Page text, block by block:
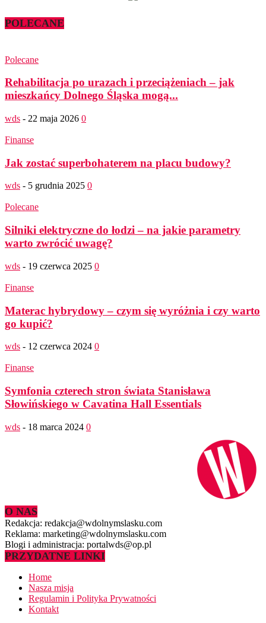
POLECANE
Polecane
Rehabilitacja po urazach i przeciążeniach – jak
mieszkańcy Dolnego Śląska mogą...
wds - 22 maja 2026 0
Finanse
Jak zostać superbohaterem na placu budowy?
wds - 5 grudnia 2025 0
Polecane
Silniki elektryczne do łodzi – na jakie parametry
warto zwrócić uwagę?
wds - 19 czerwca 2025 0
Finanse
Materac hybrydowy – czym się wyróżnia i czy warto
go kupić?
wds - 12 czerwca 2024 0
Finanse
Symfonia czterech stron świata Stanisława
Słowińskiego w Cavatina Hall Essentials
wds - 18 marca 2024 0
O NAS
Redakcja: redakcja@wdolnymslasku.com
Reklama: marketing@wdolnymslasku.com
Blogi i administracja: portalwds@op.pl
PRZYDATNE LINKI
Home
Nasza misja
Regulamin i Polityka Prywatności
Kontakt